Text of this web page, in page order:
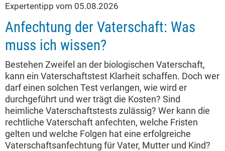
Expertentipp vom 05.08.2026
Anfechtung der Vaterschaft: Was
muss ich wissen?
Bestehen Zweifel an der biologischen Vaterschaft,
kann ein Vaterschaftstest Klarheit schaffen. Doch wer
darf einen solchen Test verlangen, wie wird er
durchgeführt und wer trägt die Kosten? Sind
heimliche Vaterschaftstests zulässig? Wer kann die
rechtliche Vaterschaft anfechten, welche Fristen
gelten und welche Folgen hat eine erfolgreiche
Vaterschaftsanfechtung für Vater, Mutter und Kind?